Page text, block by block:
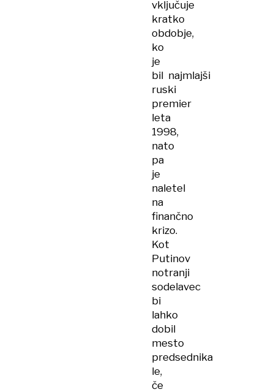
vključuje
kratko
obdobje,
ko
je
bil najmlajši
ruski
premier
leta
1998,
nato
pa
je
naletel
na
finančno
krizo.
Kot
Putinov
notranji
sodelavec
bi
lahko
dobil
mesto
predsednika
le,
če